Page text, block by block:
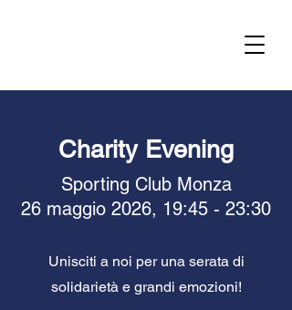
Charity Evening
Sporting Club Monza
26 maggio 2026, 19:45 - 23:30
Unisciti a noi per una serata di
solidarietà e grandi emozioni!